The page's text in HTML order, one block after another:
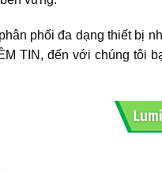
phối đa dạng thiết bị
TIN, đến với chúng tôi